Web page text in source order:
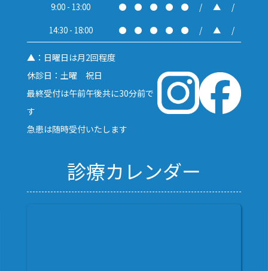
9:00 - 13:00 ● ● ● ● ● / ▲ /
14:30 - 18:00 ● ● ● ● ● / ▲ /
▲：日曜日は月2回程度
休診日：土曜 祝日
最終受付は午前午後共に30分前で
す
急患は随時受付いたします
診療カレンダー